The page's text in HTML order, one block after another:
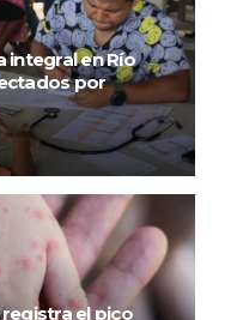
integral en Río
por
el pico